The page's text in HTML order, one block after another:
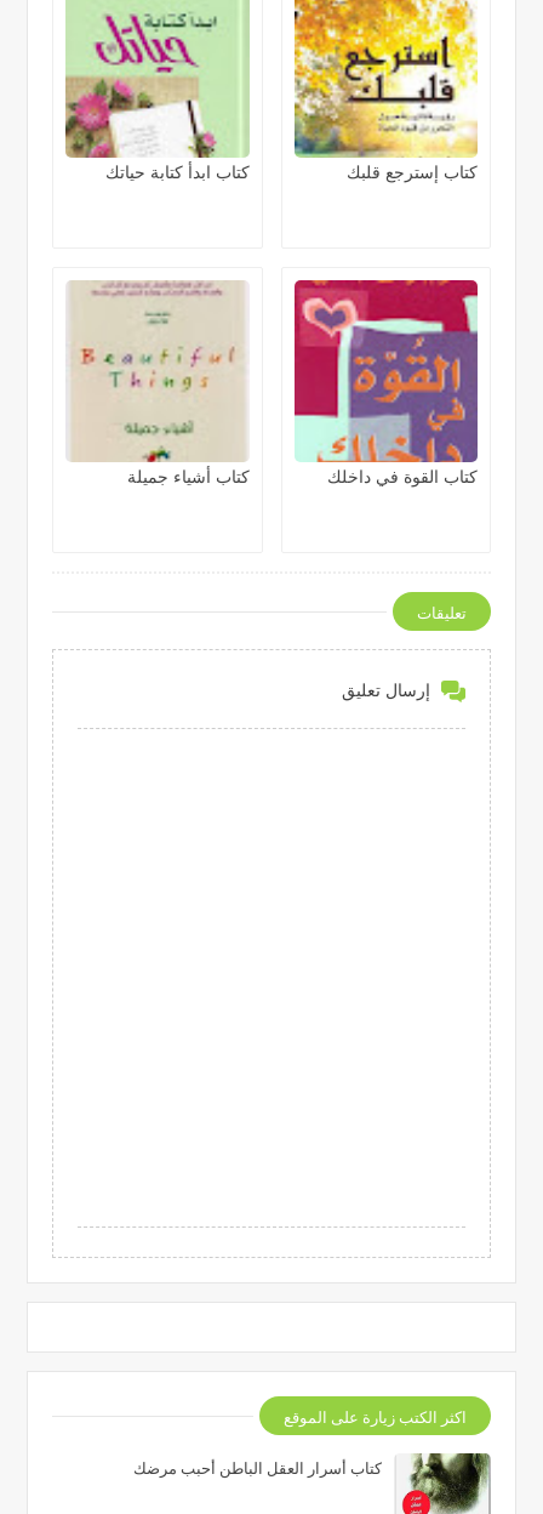
كتاب إسترجع قلبك كتاب ابدأ كتابة حياتك
كتاب القوة في داخلك كتاب أشياء جميلة
تعليقات
إرسال تعليق
اكثر الكتب زيارة على الموقع
كتاب أسرار العقل الباطن أحبب مرضك